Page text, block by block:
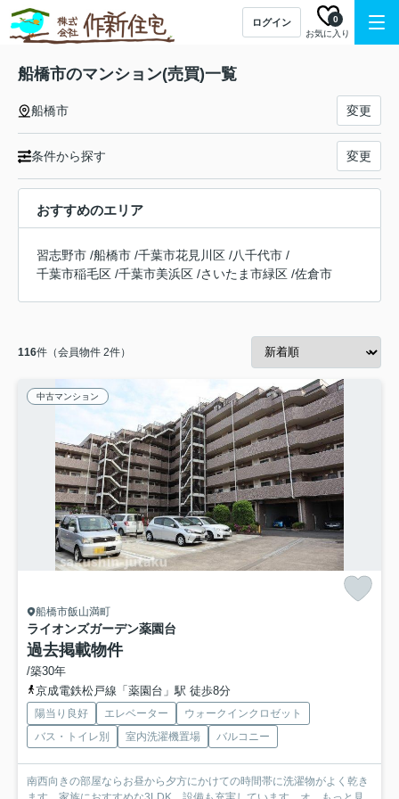
ログイン
お気に入り
0
船橋市のマンション(売買)一覧
船橋市 変更
条件から探す 変更
おすすめのエリア
習志野市 /船橋市 /千葉市花見川区 /八千代市 /
千葉市稲毛区 /千葉市美浜区 /さいたま市緑区 /佐倉市
116件（会員物件 2件）
中古マンション
船橋市飯山満町
ライオンズガーデン薬園台
過去掲載物件
/築30年
京成電鉄松戸線「薬園台」駅 徒歩8分
陽当り良好 エレベーター
ウォークインクロゼット
バス・トイレ別
室内洗濯機置場 バルコニー
南西向きの部屋ならお昼から夕方にかけての時間帯に洗濯物がよく乾き